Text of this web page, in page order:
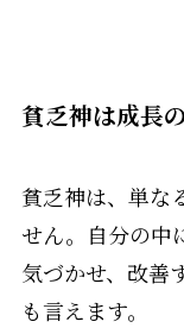
貧乏神は成長
貧乏神は、単な
せん。自分の中
気づかせ、改善
も言えます。